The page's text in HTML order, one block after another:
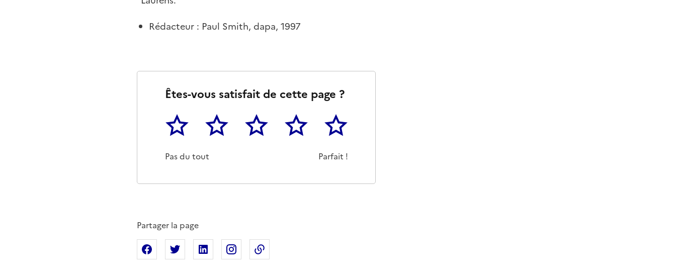
Rédacteur : Paul Smith, dapa, 1997
Êtes-vous satisfait de cette page ?
1
Pas du tout
2 3 4 5
Parfait !
Partager la page
Partager sur Facebook
Partager sur XPartager sur Linkedin
Partager sur Instagram